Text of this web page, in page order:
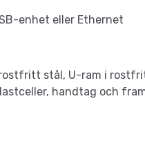
enhet eller Ethernet
stål, U-ram i
lastceller, handtag och